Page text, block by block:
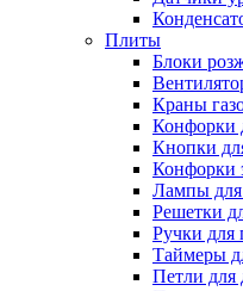
Плиты
Блоки
Краны
Конфорки
Кнопки
Конфорки
Лампы для
Решетки
Ручки для
Таймеры
Петли для